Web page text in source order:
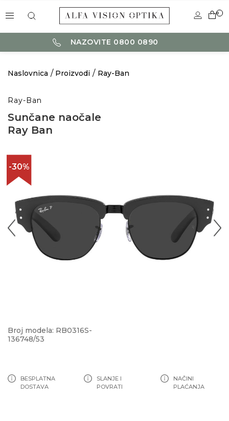
0
NAZOVITE 0800 0890
Naslovnica Proizvodi Ray-Ban
Ray-Ban
Sunčane naočale
Ray Ban
-30%
Broj modela: RB0316S-
136748/53
BESPLATNA
DOSTAVA
SLANJE I
POVRATI
NAČINI
PLAĆANJA